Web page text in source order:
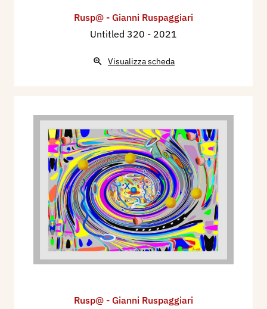
Rusp@ - Gianni Ruspaggiari
Untitled 320 - 2021
Visualizza scheda
Rusp@ - Gianni Ruspaggiari